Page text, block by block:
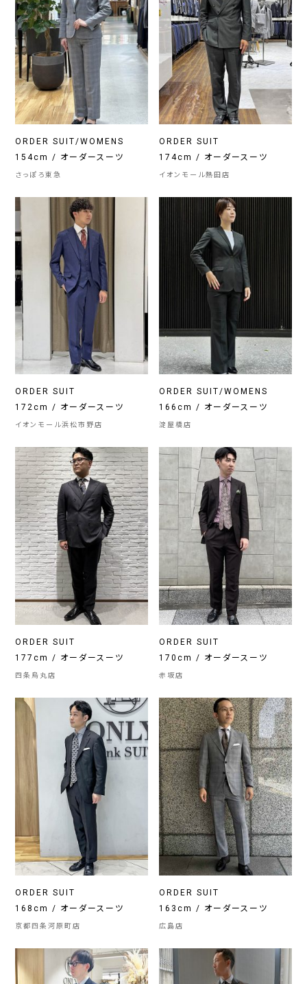
ORDER SUIT/WOMENS
154cm / オーダースーツ
さっぽろ東急
ORDER SUIT
174cm / オーダースーツ
イオンモール熱田店
ORDER SUIT
172cm / オーダースーツ
イオンモール浜松市野店
ORDER SUIT/WOMENS
166cm / オーダースーツ
淀屋橋店
ORDER SUIT
177cm / オーダースーツ
四条烏丸店
ORDER SUIT
170cm / オーダースーツ
赤坂店
ORDER SUIT
168cm / オーダースーツ
京都四条河原町店
ORDER SUIT
163cm / オーダースーツ
広島店